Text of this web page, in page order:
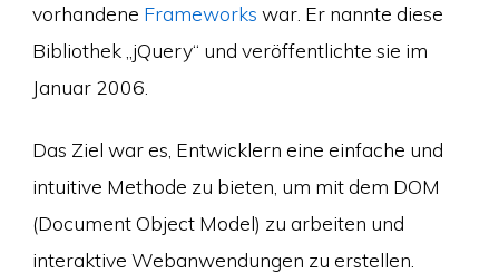
vorhandene Frameworks war. Er nannte diese
Bibliothek „jQuery“ und veröffentlichte sie im
Januar 2006.
Das Ziel war es, Entwicklern eine einfache und
intuitive Methode zu bieten, um mit dem DOM
(Document Object Model) zu arbeiten und
interaktive Webanwendungen zu erstellen.